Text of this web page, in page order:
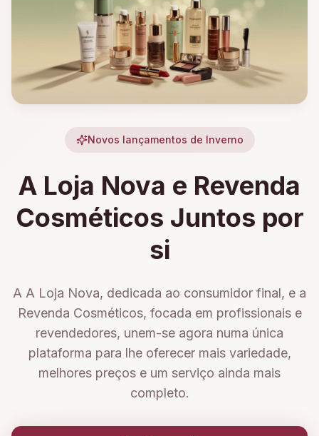
Novos lançamentos de Inverno
A Loja Nova e Revenda
Cosméticos Juntos por
si
A A Loja Nova, dedicada ao consumidor final, e a
Revenda Cosméticos, focada em profissionais e
revendedores, unem-se agora numa única
plataforma para lhe oferecer mais variedade,
melhores preços e um serviço ainda mais
completo.